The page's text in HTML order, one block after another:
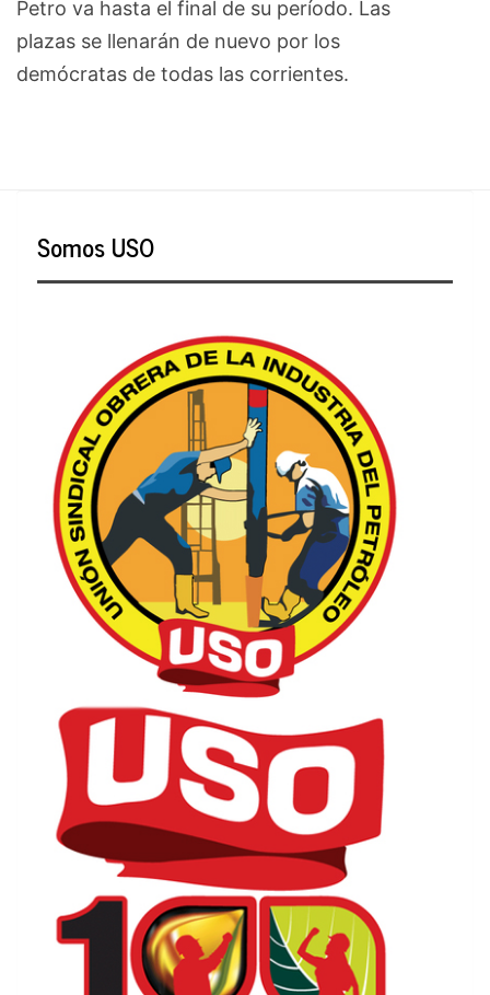
Petro va hasta el final de su período. Las
plazas se llenarán de nuevo por los
demócratas de todas las corrientes.
Somos USO